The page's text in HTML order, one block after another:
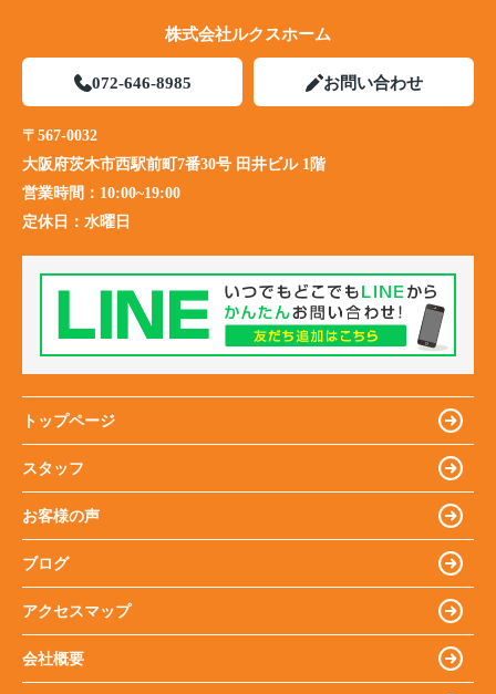
株式会社ルクスホーム
072-646-8985 お問い合わせ
〒567-0032
大阪府茨木市西駅前町7番30号 田井ビル 1階
営業時間： 10:00~19:00
定休日： 水曜日
トップページ
スタッフ
お客様の声
ブログ
アクセスマップ
会社概要